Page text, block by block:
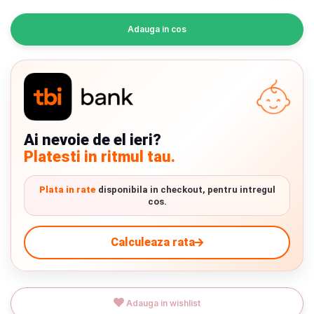
BAIE SI TOALETA
Informatii companie
Blog
Regulament giveaway
Showroom
Q & A
Adauga in cos
Ai nevoie de el ieri?
Platesti in ritmul tau.
Plata in ratedisponibila in checkout, pentru intregul
cos.
Calculeaza rata
Adauga in wishlist